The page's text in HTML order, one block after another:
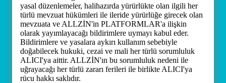
yasal düzenlemeler, halihazırda yürürlükte olan ilgili her
türlü mevzuat hükümleri ile ileride yürürlüğe girecek olan
mevzuata ve ALLZİN'in PLATFORMLAR'a ilişkin
olarak yayımlayacağı bildirimlere uymayı kabul eder.
Bildirimlere ve yasalara aykırı kullanım sebebiyle
doğabilecek hukuki, cezai ve mali her türlü sorumluluk
ALICI'ya aittir. ALLZİN'ın bu sorumluluk nedeni ile
uğrayacağı her türlü zararı ferileri ile birlikte ALICI'ya
rücu hakkı saklıdır.